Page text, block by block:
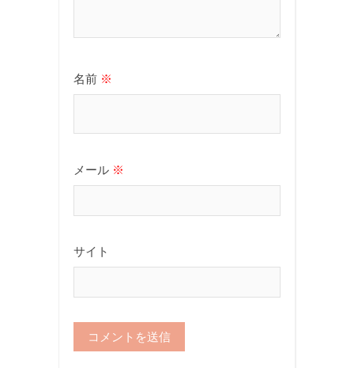
名前 ※
メール ※
サイト